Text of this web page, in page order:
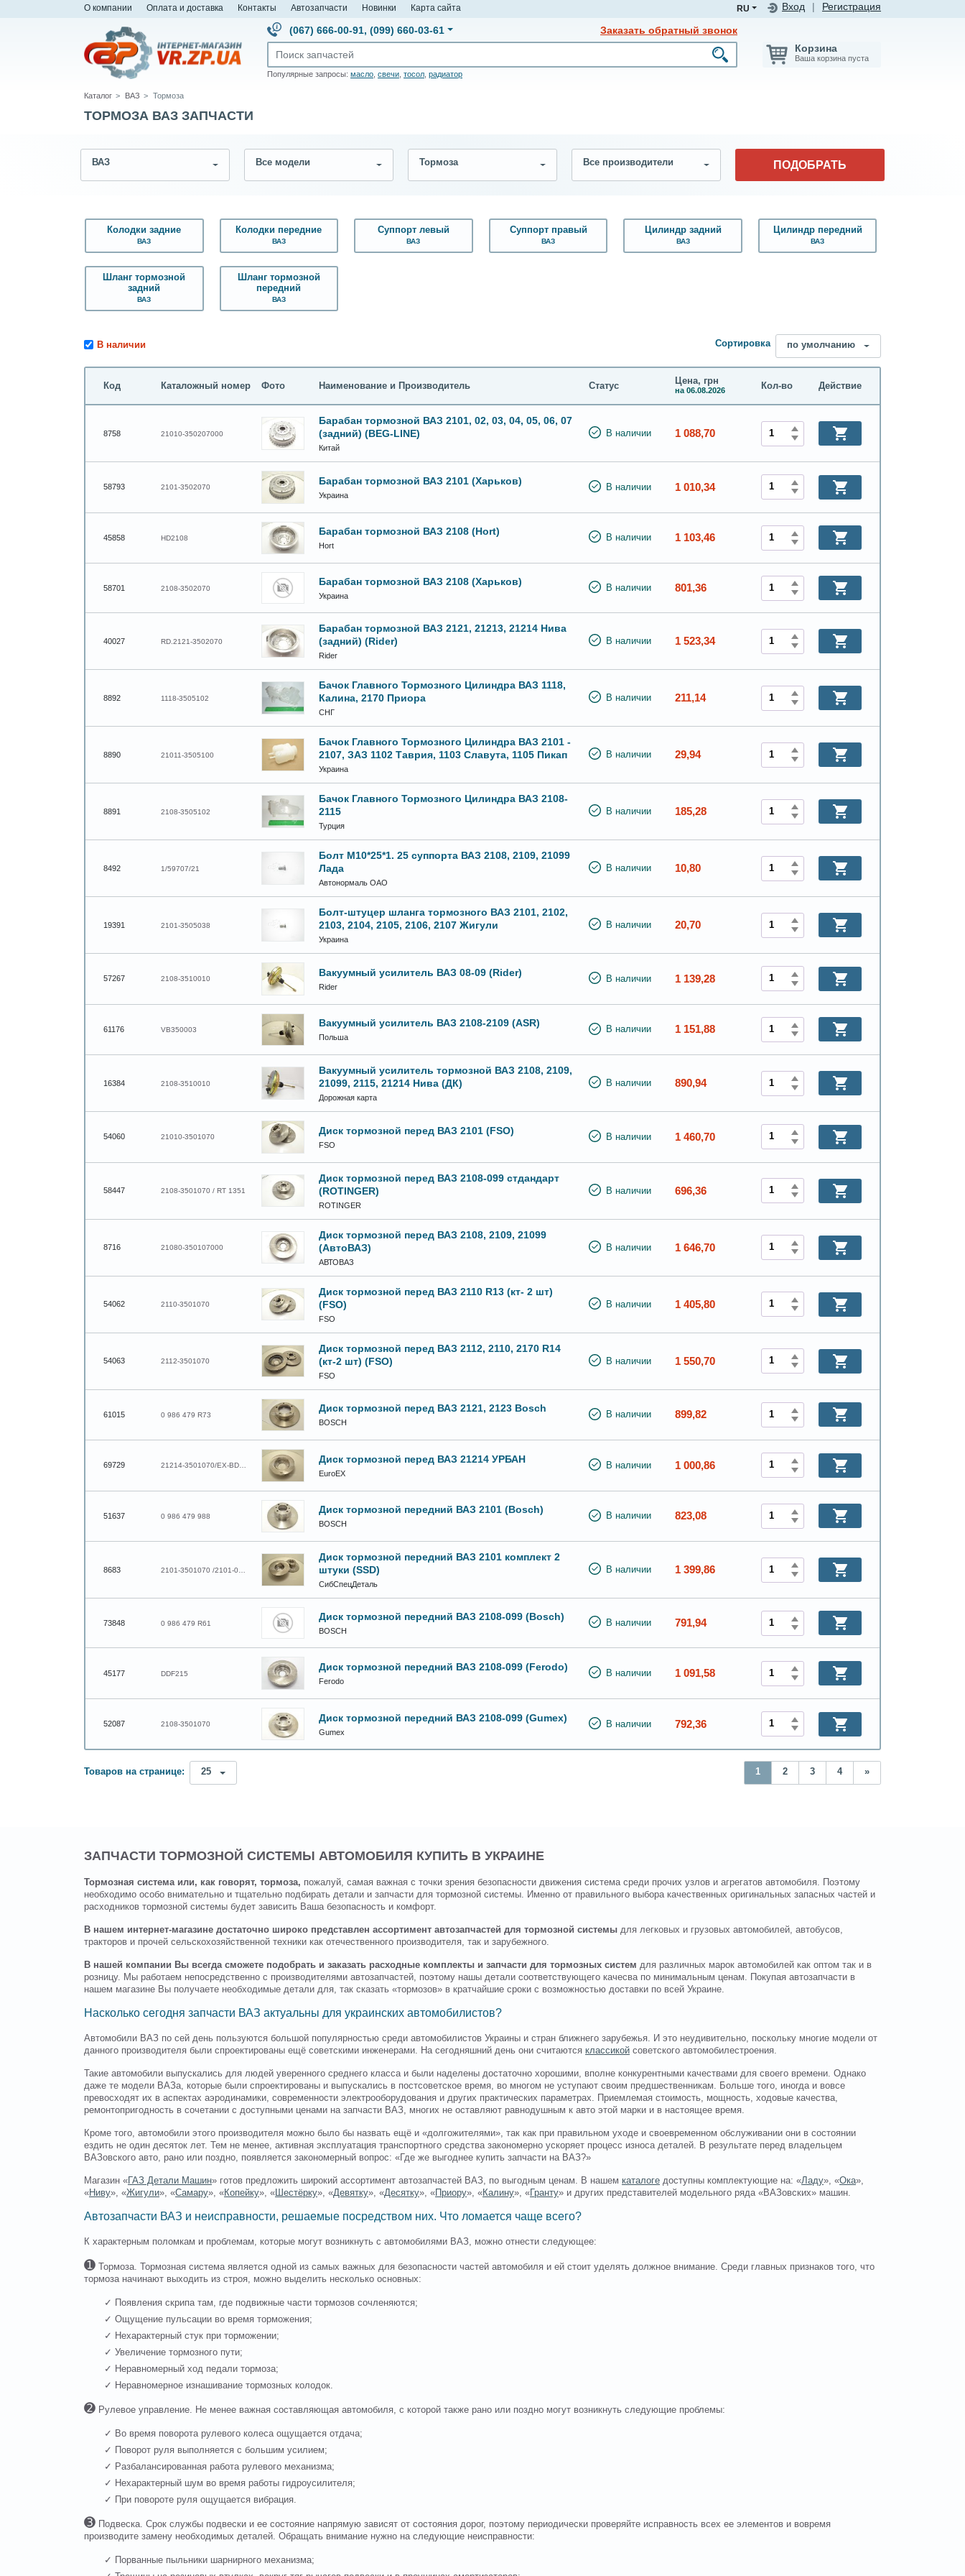
О компании Оплата и доставка Контакты Автозапчасти Новинки Карта сайта Вход Регистрация
RU
(067) 666-00-91, (099) 660-03-61 Заказать обратный звонок
Популярные запросы: масло свечи тосол радиатор
Корзина
Ваша корзина пуста
Каталог ВАЗ Тормоза
ТОРМОЗА ВАЗ ЗАПЧАСТИ
ВАЗ Все модели Тормоза Все производители ПОДОБРАТЬ
Колодки задние
ВАЗ
Колодки передние
ВАЗ
Суппорт левый
ВАЗ
Суппорт правый
ВАЗ
Цилиндр задний
ВАЗ
Цилиндр передний
ВАЗ
Шланг тормозной
задний
ВАЗ
Шланг тормозной
передний
ВАЗ
В наличии Сортировка по умолчанию
Код Каталожный номер Фото Наименование и Производитель Статус Цена, грн
на 06.08.2026 Кол-во Действие
8758 21010-350207000
Барабан тормозной ВАЗ 2101, 02, 03, 04, 05, 06, 07
(задний) (BEG-LINE)
Китай
В наличии 1 088,70
58793 2101-3502070
Барабан тормозной ВАЗ 2101 (Харьков)
Украина
В наличии 1 010,34
45858 HD2108
Барабан тормозной ВАЗ 2108 (Hort)
Hort
В наличии 1 103,46
58701 2108-3502070
Барабан тормозной ВАЗ 2108 (Харьков)
Украина
В наличии 801,36
40027 RD.2121-3502070
Барабан тормозной ВАЗ 2121, 21213, 21214 Нива
(задний) (Rider)
Rider
В наличии 1 523,34
8892 1118-3505102
Бачок Главного Тормозного Цилиндра ВАЗ 1118,
Калина, 2170 Приора
СНГ
В наличии 211,14
8890 21011-3505100
Бачок Главного Тормозного Цилиндра ВАЗ 2101 -
2107, ЗАЗ 1102 Таврия, 1103 Славута, 1105 Пикап
Украина
В наличии 29,94
8891 2108-3505102
Бачок Главного Тормозного Цилиндра ВАЗ 2108-
2115
Турция
В наличии 185,28
8492 1/59707/21
Болт М10*25*1. 25 суппорта ВАЗ 2108, 2109, 21099
Лада
Автонормаль ОАО
В наличии 10,80
19391 2101-3505038
Болт-штуцер шланга тормозного ВАЗ 2101, 2102,
2103, 2104, 2105, 2106, 2107 Жигули
Украина
В наличии 20,70
57267 2108-3510010
Вакуумный усилитель ВАЗ 08-09 (Rider)
Rider
В наличии 1 139,28
61176 VB350003
Вакуумный усилитель ВАЗ 2108-2109 (ASR)
Польша
В наличии 1 151,88
16384 2108-3510010
Вакуумный усилитель тормозной ВАЗ 2108, 2109,
21099, 2115, 21214 Нива (ДК)
Дорожная карта
В наличии 890,94
54060 21010-3501070
Диск тормозной перед ВАЗ 2101 (FSO)
FSO
В наличии 1 460,70
58447 2108-3501070 / RT 1351
Диск тормозной перед ВАЗ 2108-099 стдандарт
(ROTINGER)
ROTINGER
В наличии 696,36
8716 21080-350107000
Диск тормозной перед ВАЗ 2108, 2109, 21099
(АвтоВАЗ)
АВТОВАЗ
В наличии 1 646,70
54062 2110-3501070
Диск тормозной перед ВАЗ 2110 R13 (кт- 2 шт)
(FSO)
FSO
В наличии 1 405,80
54063 2112-3501070
Диск тормозной перед ВАЗ 2112, 2110, 2170 R14
(кт-2 шт) (FSO)
FSO
В наличии 1 550,70
61015 0 986 479 R73
Диск тормозной перед ВАЗ 2121, 2123 Bosch
BOSCH
В наличии 899,82
69729 21214-3501070/EX-BD21214F
Диск тормозной перед ВАЗ 21214 УРБАН
EuroEX
В наличии 1 000,86
51637 0 986 479 988
Диск тормозной передний ВАЗ 2101 (Bosch)
BOSCH
В наличии 823,08
8683
Диск тормозной передний ВАЗ 2101 комплект 2
штуки (SSD)
СибСпецДеталь
В наличии 1 399,86
73848 0 986 479 R61
Диск тормозной передний ВАЗ 2108-099 (Bosch)
BOSCH
В наличии 791,94
45177 DDF215
Диск тормозной передний ВАЗ 2108-099 (Ferodo)
Ferodo
В наличии 1 091,58
52087 2108-3501070
Диск тормозной передний ВАЗ 2108-099 (Gumex)
Gumex
В наличии 792,36
Товаров на странице: 25 1 2 3 4 »
ЗАПЧАСТИ ТОРМОЗНОЙ СИСТЕМЫ АВТОМОБИЛЯ КУПИТЬ В УКРАИНЕ
Тормозная система или, как говорят, тормоза, пожалуй, самая важная с точки зрения безопасности движения система среди прочих узлов и агрегатов автомобиля. Поэтому
необходимо особо внимательно и тщательно подбирать детали и запчасти для тормозной системы. Именно от правильного выбора качественных оригинальных запасных частей и
расходников тормозной системы будет зависить Ваша безопасность и комфорт.
В нашем интернет-магазине достаточно широко представлен ассортимент автозапчастей для тормозной системы для легковых и грузовых автомобилей, автобусов,
тракторов и прочей сельскохозяйственной техники как отечественного производителя, так и зарубежного.
В нашей компании Вы всегда сможете подобрать и заказать расходные комплекты и запчасти для тормозных систем для различных марок автомобилей как оптом так и в
розницу. Мы работаем непосредственно с производителями автозапчастей, поэтому нашы детали соответствующего качесва по минимальным ценам. Покупая автозапчасти в
нашем магазине Вы получаете необходимые детали для, так сказать «тормозов» в кратчайшие сроки с возможностью доставки по всей Украине.
Насколько сегодня запчасти ВАЗ актуальны для украинских автомобилистов?
Автомобили ВАЗ по сей день пользуются большой популярностью среди автомобилистов Украины и стран ближнего зарубежья. И это неудивительно, поскольку многие модели от
данного производителя были спроектированы ещё советскими инженерами. На сегодняшний день они считаются классикой советского автомобилестроения.
Такие автомобили выпускались для людей уверенного среднего класса и были наделены достаточно хорошими, вполне конкурентными качествами для своего времени. Однако
даже те модели ВАЗа, которые были спроектированы и выпускались в постсоветское время, во многом не уступают своим предшественникам. Больше того, иногда и вовсе
превосходят их в аспектах аэродинамики, современности электрооборудования и других практических параметрах. Приемлемая стоимость, мощность, ходовые качества,
ремонтопригодность в сочетании с доступными ценами на запчасти ВАЗ, многих не оставляют равнодушным к авто этой марки и в настоящее время.
Кроме того, автомобили этого производителя можно было бы назвать ещё и «долгожителями», так как при правильном уходе и своевременном обслуживании они в состоянии
ездить не один десяток лет. Тем не менее, активная эксплуатация транспортного средства закономерно ускоряет процесс износа деталей. В результате перед владельцем
ВАЗовского авто, рано или поздно, появляется закономерный вопрос: «Где же выгоднее купить запчасти на ВАЗ?»
Магазин « ГАЗ Детали Машин» готов предложить широкий ассортимент автозапчастей ВАЗ, по выгодным ценам. В нашем каталоге доступны комплектующие на: «Ладу», «Ока»,
«Ниву», «Жигули», «Самару», «Копейку», «Шестёрку», «Девятку», «Десятку», « Приору», «Калину», « Гранту» и других представителей модельного ряда «ВАЗовских» машин.
Автозапчасти ВАЗ и неисправности, решаемые посредством них. Что ломается чаще всего?
К характерным поломкам и проблемам, которые могут возникнуть с автомобилями ВАЗ, можно отнести следующее:
➊ Тормоза. Тормозная система является одной из самых важных для безопасности частей автомобиля и ей стоит уделять должное внимание. Среди главных признаков того, что
тормоза начинают выходить из строя, можно выделить несколько основных:
✓ Появления скрипа там, где подвижные части тормозов сочленяются;
✓ Ощущение пульсации во время торможения;
✓ Нехарактерный стук при торможении;
✓ Увеличение тормозного пути;
✓ Неравномерный ход педали тормоза;
✓ Неравномерное изнашивание тормозных колодок.
➋ Рулевое управление. Не менее важная составляющая автомобиля, с которой также рано или поздно могут возникнуть следующие проблемы:
✓ Во время поворота рулевого колеса ощущается отдача;
✓ Поворот руля выполняется с большим усилием;
✓ Разбалансированная работа рулевого механизма;
✓ Нехарактерный шум во время работы гидроусилителя;
✓ При повороте руля ощущается вибрация.
➌ Подвеска. Срок службы подвески и ее состояние напрямую зависят от состояния дорог, поэтому периодически проверяйте исправность всех ее элементов и вовремя
производите замену необходимых деталей. Обращать внимание нужно на следующие неисправности:
✓ Порванные пыльники шарнирного механизма;